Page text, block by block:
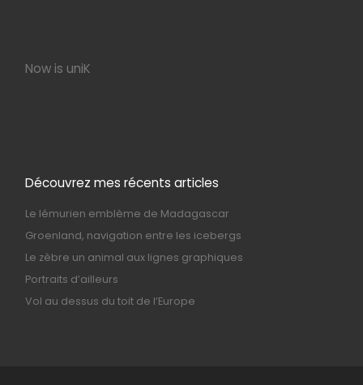
Now is uniK
Découvrez mes récents articles
Le lémurien emblème de Madagascar
Groenland, navigation entre les icebergs
Le zèbre un animal aux lignes graphiques
Portraits d’ailleurs
Vol au dessus du toit de l’Europe